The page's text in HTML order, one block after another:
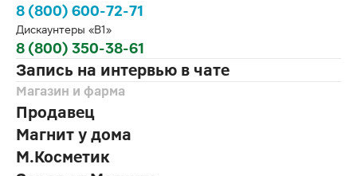
8 (800) 600-72-71
Дискаунтеры «В1»
8 (800) 350-38-61
Запись на интервью в чате
Магазин и фарма
Продавец
Магнит у дома
М.Косметик